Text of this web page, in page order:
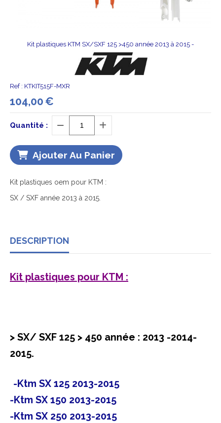
Kit plastiques KTM SX/SXF 125 >450 année 2013 à 2015 -
Ref : KTKIT515F-MXR
104,00€
Quantité :
Ajouter Au Panier
Kit plastiques oem pour KTM :
SX / SXF année 2013 à 2015.
DESCRIPTION
Kit plastiques pour KTM :
> SX/ SXF 125 > 450 année : 2013 -2014-
2015.
-Ktm SX 125 2013-2015
-Ktm SX 150 2013-2015
-Ktm SX 250 2013-2015